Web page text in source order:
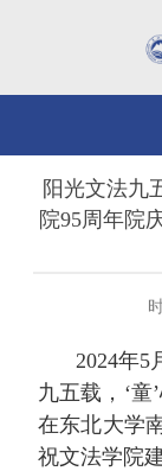
阳光文法九
院95周年院
2024年5
九五载，‘
在东北大学
祝文法学院